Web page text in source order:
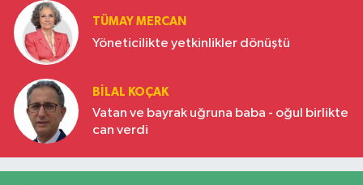
TÜMAY MERCAN
Yöneticilikte yetkinlikler dönüştü
BILAL KOÇAK
Vatan ve bayrak uğruna baba - oğul birlikte
can verdi